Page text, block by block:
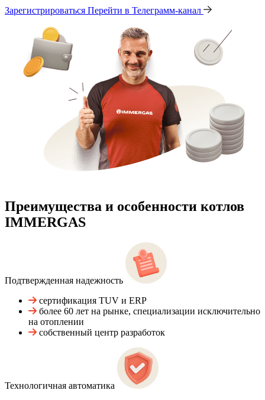
Зарегистрироваться Перейти в Телеграмм-канал
Преимущества и особенности котлов
IMMERGAS
Подтвержденная надежность
сертификация TUV и ERP
более 60 лет на рынке, специализации исключительно
на отоплении
собственный центр разработок
Технологичная автоматика